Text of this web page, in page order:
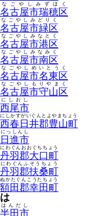
名古屋市瑞穂区
なごやしみずほく
名古屋市緑区
なごやしみどりく
名古屋市港区
なごやしみなとく
名古屋市南区
なごやしみなみく
名古屋市名東区
なごやしめいとうく
名古屋市守山区
なごやしもりやまく
西尾市
にしおし
西春日井郡豊山町
にしかすがいぐんとよやまちょう
日進市
にっしんし
丹羽郡大口町
にわぐんおおぐちちょう
丹羽郡扶桑町
にわぐんふそうちょう
額田郡幸田町
ぬかたぐんこうたちょう
は
半田市
はんだし